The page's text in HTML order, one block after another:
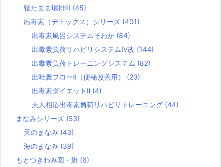
寝たまま環排Ⅲ (45)
出毒素（デトックス）シリーズ (401)
出毒素風呂システムそわか (84)
出毒素負荷リハビリシステムⅣ改 (144)
出毒素負荷トレーニングシステム (82)
出吐糞フローⅡ（便秘改善用） (23)
出毒素ダイエットⅡ (4)
天人相応出毒素負荷リハビリトレーニング (44)
まなみシリーズ (53)
天のまなみ (43)
海のまなみ (39)
もとつきわみ図・旗 (6)